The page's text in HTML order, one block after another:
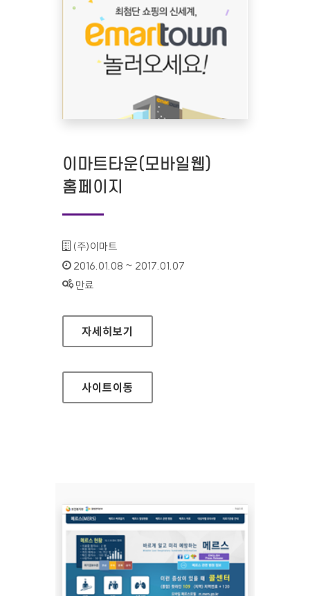
이마트타운(모바일웹)
홈페이지
기관명 :
(주)이마트
인증기간 :
2016.01.08 ~ 2017.01.07
상태 :
만료
이마트타운(모바일웹) 홈페이지
자세히보기
사이트이동